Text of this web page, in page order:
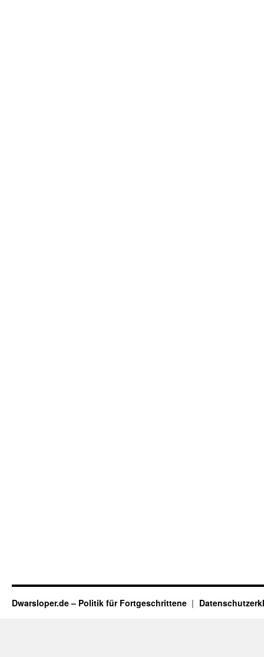
Dwarsloper.de – Politik für Fortgeschrittene